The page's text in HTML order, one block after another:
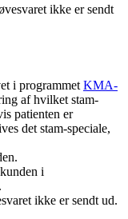
ikke er sendt
i programmet KMA-
af hvilket stam-
patienten er
det stam-speciale,
i
ikke er sendt ud.